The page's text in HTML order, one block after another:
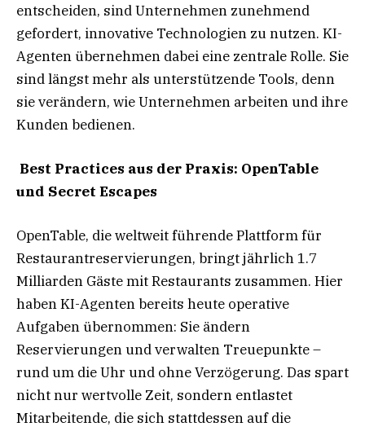
entscheiden, sind Unternehmen zunehmend
gefordert, innovative Technologien zu nutzen. KI-
Agenten übernehmen dabei eine zentrale Rolle. Sie
sind längst mehr als unterstützende Tools, denn
sie verändern, wie Unternehmen arbeiten und ihre
Kunden bedienen.
Best Practices aus der Praxis: OpenTable
und Secret Escapes
OpenTable, die weltweit führende Plattform für
Restaurantreservierungen, bringt jährlich 1.7
Milliarden Gäste mit Restaurants zusammen. Hier
haben KI-Agenten bereits heute operative
Aufgaben übernommen: Sie ändern
Reservierungen und verwalten Treuepunkte –
rund um die Uhr und ohne Verzögerung. Das spart
nicht nur wertvolle Zeit, sondern entlastet
Mitarbeitende, die sich stattdessen auf die